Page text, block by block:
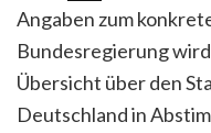
Angaben zum
Bundesregierung
Übersicht über den
Deutschland in